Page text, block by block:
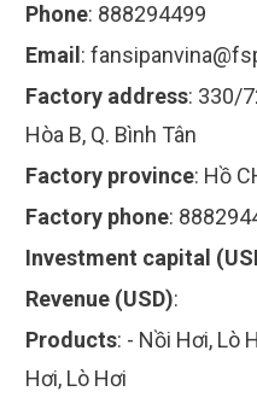
Phone: 888294499
Email :
Factory address: 330/
Hòa B, Q. Bình Tân
Factory province: Hồ
Factory phone:
Investment capital
Revenue (USD):
Products: - Nồi Hơi, Lò
Hơi, Lò Hơi